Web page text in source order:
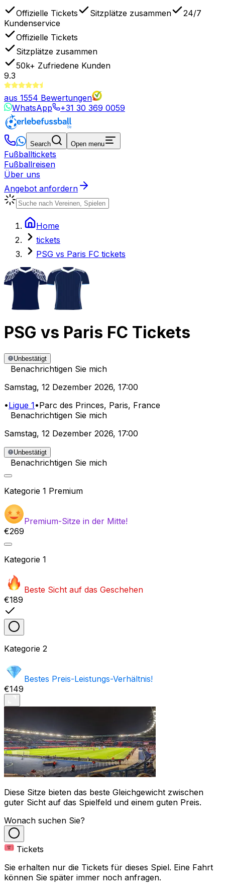
Offizielle Tickets Sitzplätze zusammen
24/7
Kundenservice
Offizielle Tickets
Sitzplätze zusammen
50k+ Zufriedene Kunden
9.3
aus 1554 Bewertungen
WhatsApp
+31 30 369 0059
Search Open menu
Fußballtickets
Fußballreisen
Über uns
Angebot anfordern
Home
tickets
PSG vs Paris FC tickets
PSG vs Paris FC Tickets
Unbestätigt
Benachrichtigen Sie mich
Samstag, 12 Dezember 2026, 17:00
•Ligue 1•Parc des Princes, Paris, France
Benachrichtigen Sie mich
Samstag, 12 Dezember 2026, 17:00
Unbestätigt
Benachrichtigen Sie mich
Kategorie 1 Premium
Premium-Sitze in der Mitte!
€269
Kategorie 1
Beste Sicht auf das Geschehen
€189
Kategorie 2
Bestes Preis-Leistungs-Verhältnis!
€149
Diese Sitze bieten das beste Gleichgewicht zwischen
guter Sicht auf das Spielfeld und einem guten Preis.
Wonach suchen Sie?
Tickets
Sie erhalten nur die Tickets für dieses Spiel. Eine Fahrt
können Sie später immer noch anfragen.